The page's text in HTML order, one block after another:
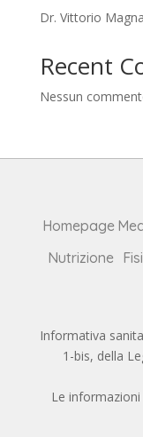
Dr. Vittorio
Recent
Nessun
Homepage
Nutrizione
Informativa
1-bis, della
Le